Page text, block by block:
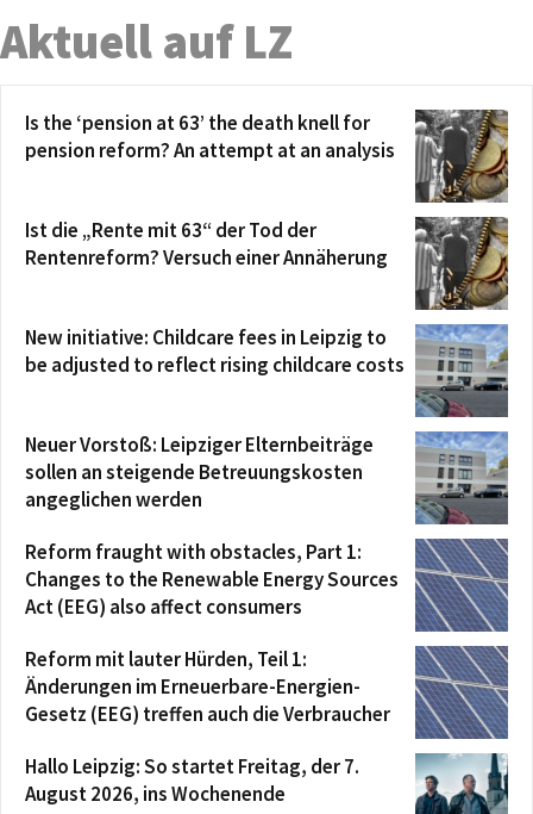
Aktuell auf LZ
Is the ‘pension at 63’ the death knell for
pension reform? An attempt at an analysis
Ist die „Rente mit 63“ der Tod der
Rentenreform? Versuch einer Annäherung
New initiative: Childcare fees in Leipzig to
be adjusted to reflect rising childcare costs
Neuer Vorstoß: Leipziger Elternbeiträge
sollen an steigende Betreuungskosten
angeglichen werden
Reform fraught with obstacles, Part 1:
Changes to the Renewable Energy Sources
Act (EEG) also affect consumers
Reform mit lauter Hürden, Teil 1:
Änderungen im Erneuerbare-Energien-
Gesetz (EEG) treffen auch die Verbraucher
Hallo Leipzig: So startet Freitag, der 7.
August 2026, ins Wochenende